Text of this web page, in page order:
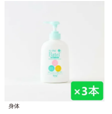
身体